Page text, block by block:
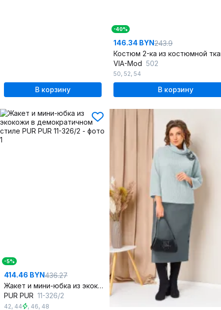
В корзину
-40%
146.34 BYN243.9
VIA-Mod 502
50, 52, 54
В корзину
-5%
414.46 BYN436.27
Жакет и мини-юбка из экокожи в демократичном стиле
PUR PUR 11-326/2
42, 44 , 46, 48